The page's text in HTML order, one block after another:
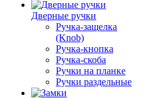
Дверные ручки
Ручка-защелка
(Knob)
Ручка-кнопка
Ручка-скоба
Ручки на планке
Ручки раздельные